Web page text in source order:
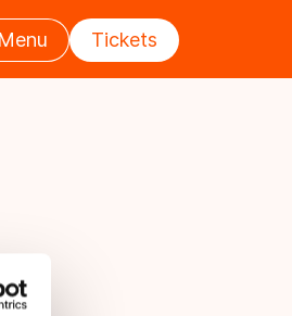
Menu Tickets